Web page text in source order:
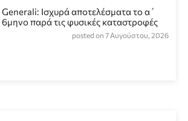
Generali: Ισχυρά αποτελέσματα το α΄
6μηνο παρά τις φυσικές καταστροφές
posted on 7 Αυγούστου, 2026